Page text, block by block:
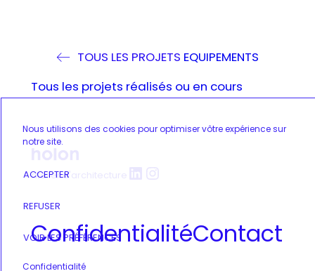
Nous utilisons des cookies pour optimiser vôtre expérience sur
notre site.
ACCEPTER
REFUSER
VOIR LES PRÉFÉRENCES
Confidentialité
TOUS LES PROJETS EQUIPEMENTS
Tous les projets réalisés ou en cours
atelier d'architectureLinkedIn
Instagram
ConfidentialitéContact